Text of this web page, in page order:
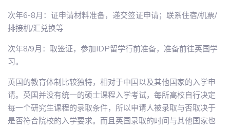
次年6-8月：证申请材料准备，递交签证申请；联系住宿/机票/
排接机/汇兑换等
次年8/9月：取签证，参加IDP留学行前准备，准备前往英国学
习。
英国的教育体制比较独特，相对于中国以及其他国家的入学申
请。英国并没有统一的硕士课程入学考试，每所高校自行决定
每一个研究生课程的录取条件，所以申请人被录取与否取决于
是否符合院校的入学要求。而且英国录取的时间与其他国家也